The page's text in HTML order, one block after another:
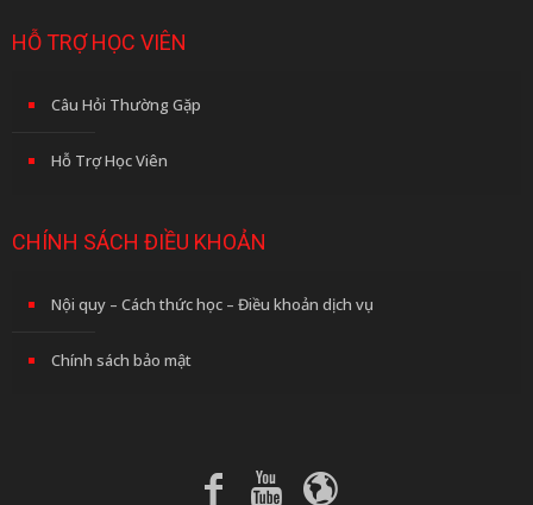
HỖ TRỢ HỌC VIÊN
Câu Hỏi Thường Gặp
Hỗ Trợ Học Viên
CHÍNH SÁCH ĐIỀU KHOẢN
Nội quy – Cách thức học – Điều khoản dịch vụ
Chính sách bảo mật